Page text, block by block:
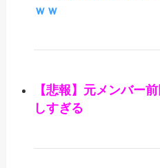
ｗｗ
【悲報】元メンバー
しすぎる